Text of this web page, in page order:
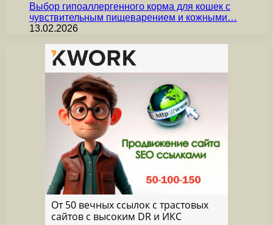
Выбор гипоаллергенного корма для кошек с
чувствительным пищеварением и кожными…
13.02.2026